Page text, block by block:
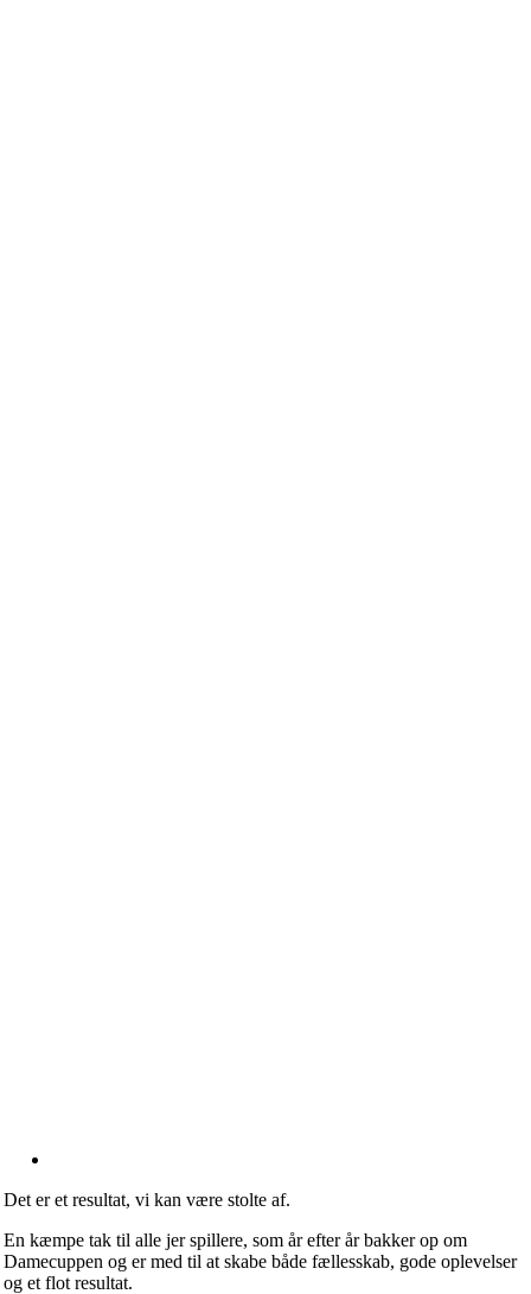
Det er et resultat, vi kan være stolte af.
En kæmpe tak til alle jer spillere, som år efter år bakker op om
Damecuppen og er med til at skabe både fællesskab, gode oplevelser
og et flot resultat.